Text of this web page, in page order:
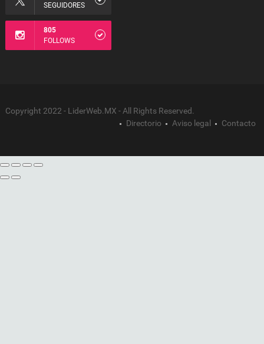
SEGUIDORES
805
FOLLOWS
Copyright 2022 - LiderWeb.MX - All Rights Reserved.
Directorio
Aviso legal Contacto